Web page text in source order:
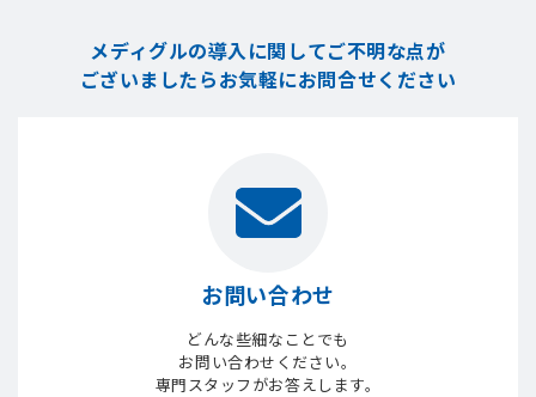
メディグルの導入に関してご不明な点が
ございましたらお気軽にお問合せください
お問い合わせ
どんな些細なことでも
お問い合わせください。
専門スタッフがお答えします。